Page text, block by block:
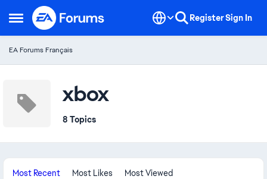
Open Side Menu
Skip to content RegisterSign In
EA Forums Français
xbox
8 Topics
Most Recent Most Likes Most Viewed